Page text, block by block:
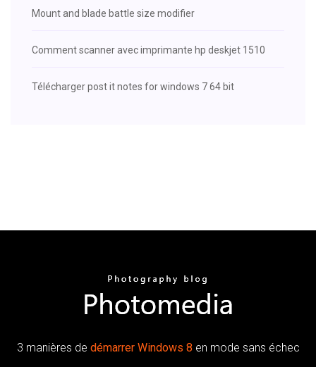
Mount and blade battle size modifier
Comment scanner avec imprimante hp deskjet 1510
Télécharger post it notes for windows 7 64 bit
3 manières de démarrer Windows 8 en mode sans échec